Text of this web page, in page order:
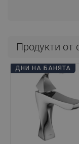
Продукти от
ДНИ НА БАНЯТА